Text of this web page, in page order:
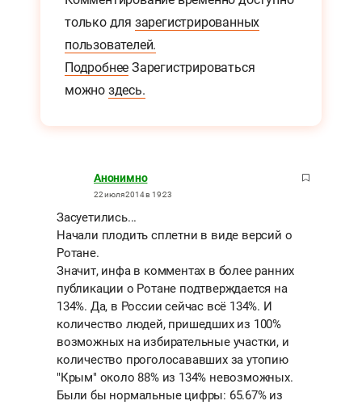
только для зарегистрированных
пользователей.
Подробнее Зарегистрироваться
можно здесь.
Анонимно
22 июля 2014 в 19:23
Засуетились...
Начали плодить сплетни в виде версий о
Ротане.
Значит, инфа в комментах в более ранних
публикации о Ротане подтверждается на
134%. Да, в России сейчас всё 134%. И
количество людей, пришедших из 100%
возможных на избирательные участки, и
количество проголосававших за утопию
"Крым" около 88% из 134% невозможных.
Были бы нормальные цифры: 65.67% из